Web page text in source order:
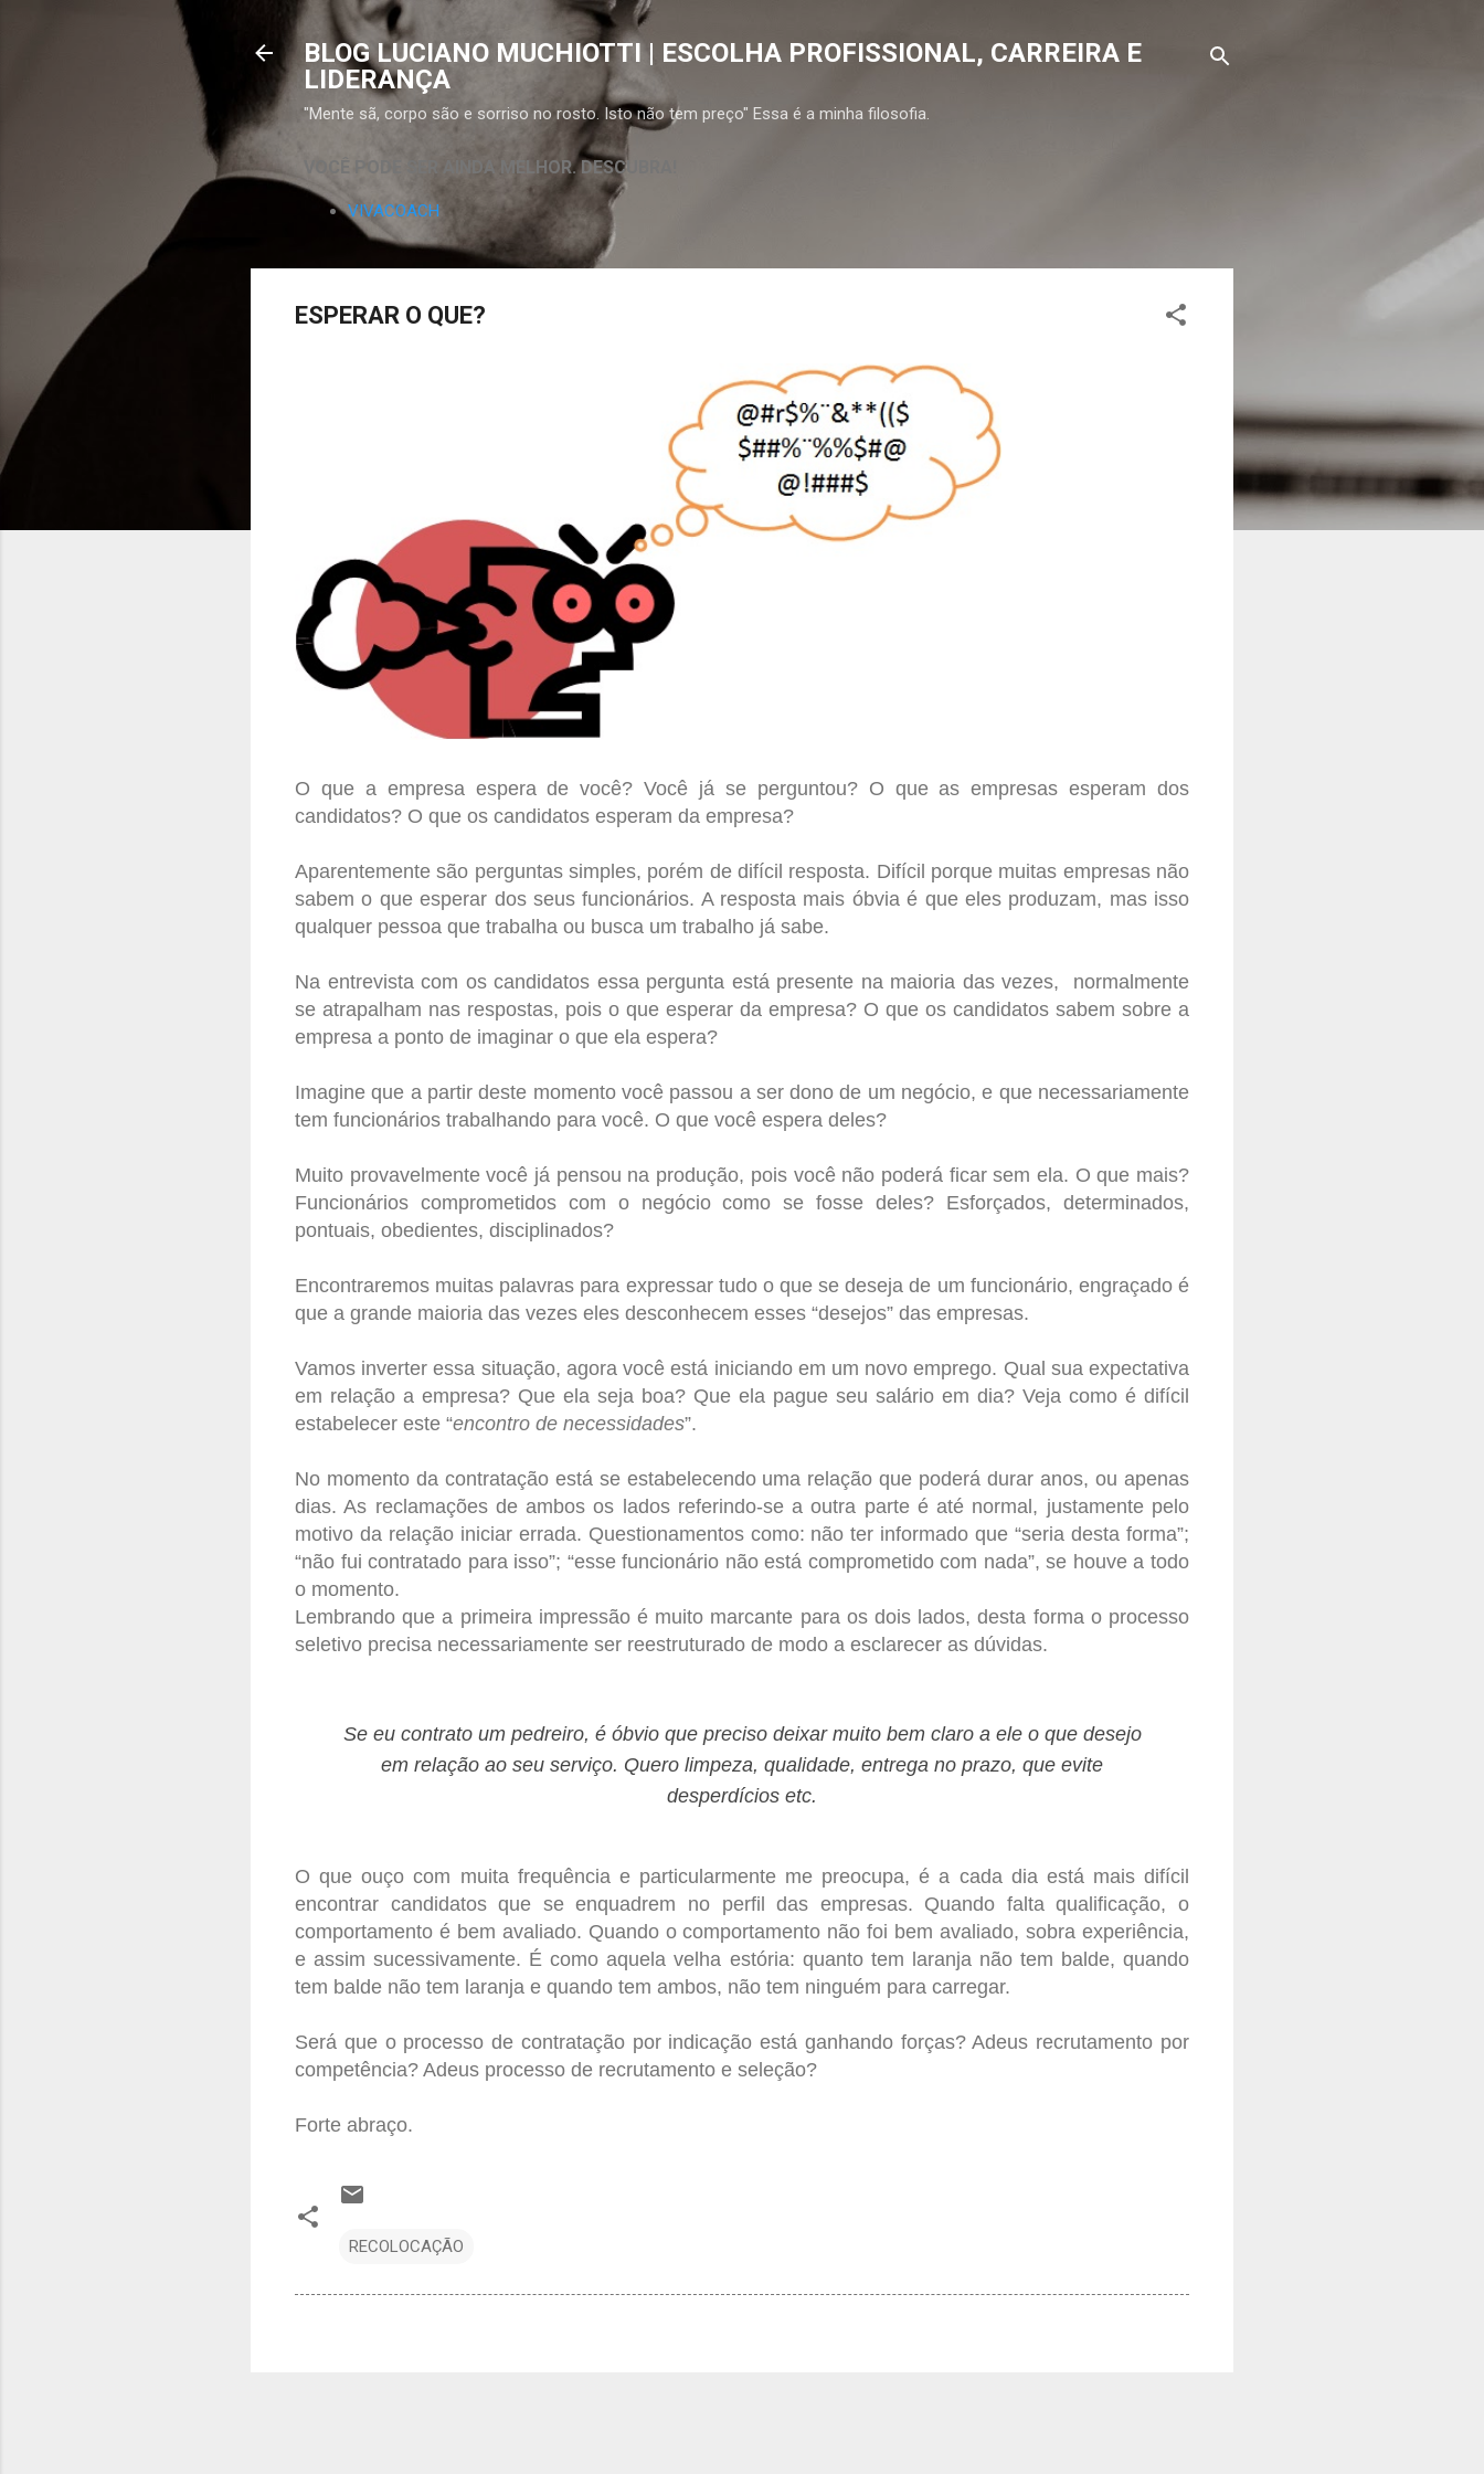
Pular para o conteúdo principal
BLOG LUCIANO MUCHIOTTI | ESCOLHA PROFISSIONAL, CARREIRA E
LIDERANÇA
"Mente sã, corpo são e sorriso no rosto. Isto não tem preço" Essa é a minha filosofia.
VOCÊ PODE SER AINDA MELHOR. DESCUBRA!
VIVACOACH
ESPERAR O QUE?
O que a empresa espera de você? Você já se perguntou? O que as empresas esperam dos
candidatos? O que os candidatos esperam da empresa?
Aparentemente são perguntas simples, porém de difícil resposta. Difícil porque muitas empresas não
sabem o que esperar dos seus funcionários. A resposta mais óbvia é que eles produzam, mas isso
qualquer pessoa que trabalha ou busca um trabalho já sabe.
Na entrevista com os candidatos essa pergunta está presente na maioria das vezes, normalmente
se atrapalham nas respostas, pois o que esperar da empresa? O que os candidatos sabem sobre a
empresa a ponto de imaginar o que ela espera?
Imagine que a partir deste momento você passou a ser dono de um negócio, e que necessariamente
tem funcionários trabalhando para você. O que você espera deles?
Muito provavelmente você já pensou na produção, pois você não poderá ficar sem ela. O que mais?
Funcionários comprometidos com o negócio como se fosse deles? Esforçados, determinados,
pontuais, obedientes, disciplinados?
Encontraremos muitas palavras para expressar tudo o que se deseja de um funcionário, engraçado é
que a grande maioria das vezes eles desconhecem esses “desejos” das empresas.
Vamos inverter essa situação, agora você está iniciando em um novo emprego. Qual sua expectativa
em relação a empresa? Que ela seja boa? Que ela pague seu salário em dia? Veja como é difícil
estabelecer este “encontro de necessidades”.
No momento da contratação está se estabelecendo uma relação que poderá durar anos, ou apenas
dias. As reclamações de ambos os lados referindo-se a outra parte é até normal, justamente pelo
motivo da relação iniciar errada. Questionamentos como: não ter informado que “seria desta forma”;
“não fui contratado para isso”; “esse funcionário não está comprometido com nada”, se houve a todo
o momento.
Lembrando que a primeira impressão é muito marcante para os dois lados, desta forma o processo
seletivo precisa necessariamente ser reestruturado de modo a esclarecer as dúvidas.
Se eu contrato um pedreiro, é óbvio que preciso deixar muito bem claro a ele o que desejo
em relação ao seu serviço. Quero limpeza, qualidade, entrega no prazo, que evite
desperdícios etc.
O que ouço com muita frequência e particularmente me preocupa, é a cada dia está mais difícil
encontrar candidatos que se enquadrem no perfil das empresas. Quando falta qualificação, o
comportamento é bem avaliado. Quando o comportamento não foi bem avaliado, sobra experiência,
e assim sucessivamente. É como aquela velha estória: quanto tem laranja não tem balde, quando
tem balde não tem laranja e quando tem ambos, não tem ninguém para carregar.
Será que o processo de contratação por indicação está ganhando forças? Adeus recrutamento por
competência? Adeus processo de recrutamento e seleção?
Forte abraço.
RECOLOCAÇÃO